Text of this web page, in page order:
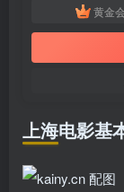
黄金
上海电影基